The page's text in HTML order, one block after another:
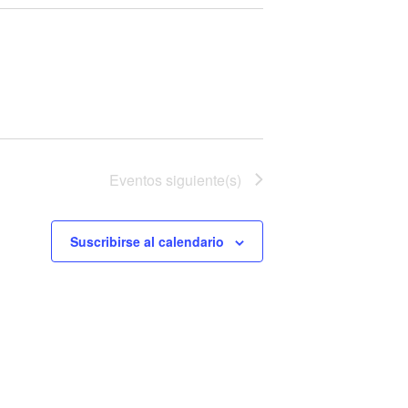
Eventos siguiente(s)
Suscribirse al calendario